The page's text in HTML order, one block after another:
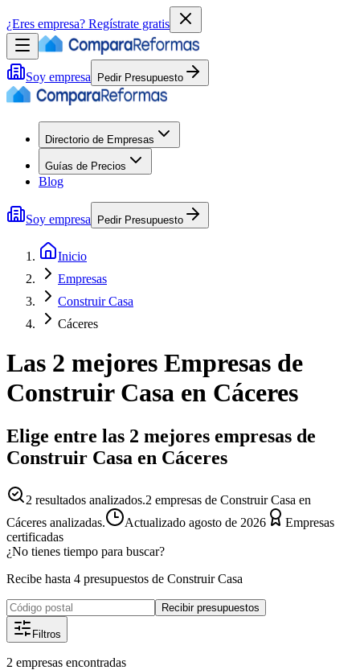
¿Eres empresa? Regístrate gratis
Soy empresa Pedir Presupuesto
Directorio de Empresas
Guías de Precios
Blog
Soy empresa Pedir Presupuesto
Inicio
Empresas
Construir Casa
Cáceres
Las 2 mejores Empresas de
Construir Casa en Cáceres
Elige entre las 2 mejores empresas de
Construir Casa en Cáceres
2 resultados analizados.2 empresas de Construir Casa en
Cáceres analizadas.
Actualizado agosto de 2026
Empresas
certificadas
¿No tienes tiempo para buscar?
Recibe hasta 4 presupuestos de Construir Casa
Recibir presupuestos
Filtros
2 empresas encontradas